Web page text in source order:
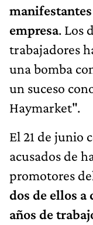
empresa. Los
trabajadores
una bomba
un suceso
Haymarket".
El 21 de junio
acusados de
promotores
dos de ellos a
años de